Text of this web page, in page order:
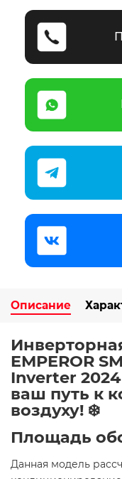
Описание
EMPEROR
Inverter 2024
ваш путь к
воздуху! ❄️
Площадь
Данная модель